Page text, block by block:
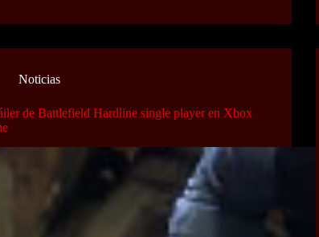
Noticias
de Battlefield Hardline single player en Xbox